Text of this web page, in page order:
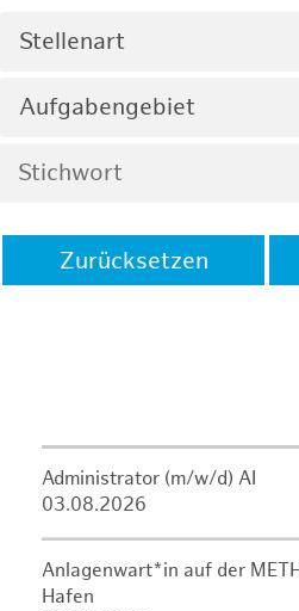
Stellenart
Aufgabengebiet
Zurücksetzen
Administrator (m/w/d) AI
03.08.2026
Anlagenwart*in auf der
Hafen